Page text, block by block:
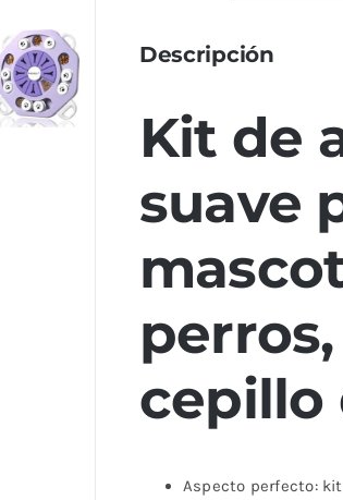
Descripción
Kit de
suave
cepillo
Aspecto perfecto: